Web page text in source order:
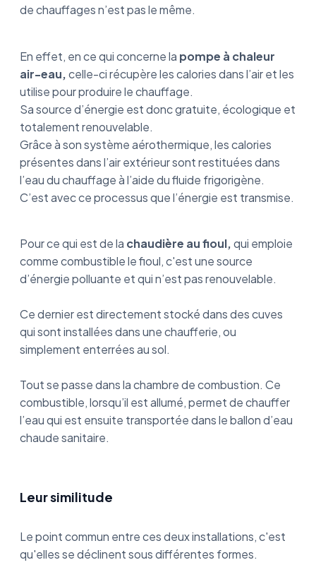
de chauffages n’est pas le même.
En effet, en ce qui concerne la pompe à chaleur
air-eau,celle-ci récupère les calories dans l’air et les
utilise pour produire le chauffage.
Sa source d’énergie est donc gratuite, écologique et
totalement renouvelable.
Grâce à son système aérothermique, les calories
présentes dans l’air extérieur sont restituées dans
l’eau du chauffage à l’aide du fluide frigorigène.
C’est avec ce processus que l’énergie est transmise.
Pour ce qui est de la chaudière au fioul,qui emploie
comme combustible le fioul, c'est une source
d’énergie polluante et qui n’est pas renouvelable.
Ce dernier est directement stocké dans des cuves
qui sont installées dans une chaufferie, ou
simplement enterrées au sol.
Tout se passe dans la chambre de combustion. Ce
combustible, lorsqu’il est allumé, permet de chauffer
l’eau qui est ensuite transportée dans le ballon d’eau
chaude sanitaire.
Leur similitude
Le point commun entre ces deux installations, c'est
qu'elles se déclinent sous différentes formes.